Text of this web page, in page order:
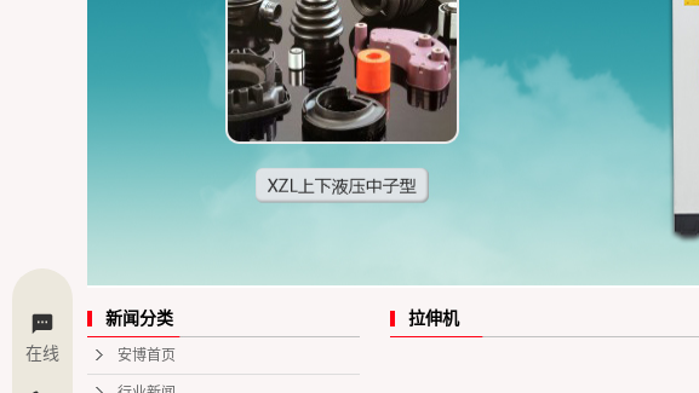
橡胶杂件行业
新闻分类
安博首页
拉伸机
在线